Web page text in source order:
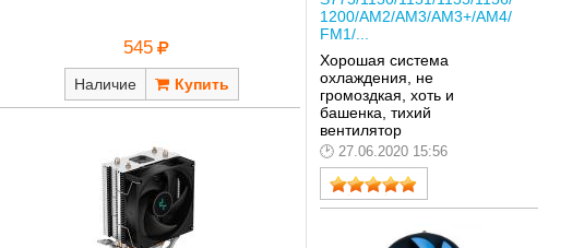
545
Наличие
1200/AM2/AM3/AM3+/AM4/
FM1/...
Хорошая система
охлаждения, не
громоздкая, хоть и
башенка, тихий
вентилятор
27.06.2020 15:56